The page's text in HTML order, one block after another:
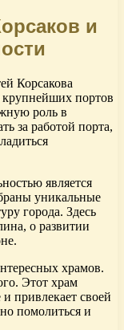
и
Корсакова
крупнейших портов
роль в
за работой порта,
является
уникальные
города. Здесь
о развитии
храмов.
Этот храм
привлекает своей
помолиться и